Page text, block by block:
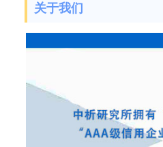
关于我们